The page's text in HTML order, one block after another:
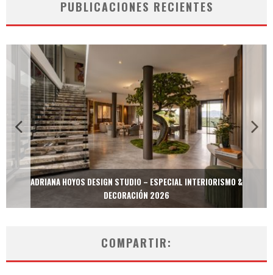
PUBLICACIONES RECIENTES
ADRIANA HOYOS DESIGN STUDIO – ESPECIAL INTERIORISMO &
DECORACIÓN 2026
COMPARTIR: